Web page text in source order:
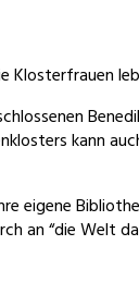
kann
eigene
an “die